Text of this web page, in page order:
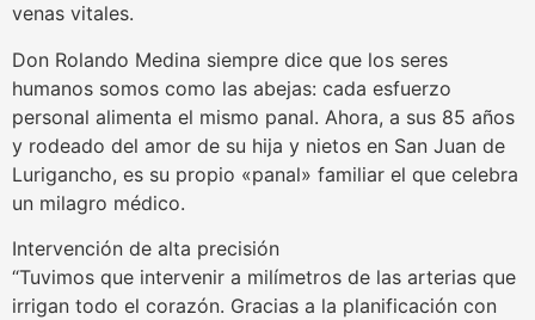
venas vitales.
Don Rolando Medina siempre dice que los seres
humanos somos como las abejas: cada esfuerzo
personal alimenta el mismo panal. Ahora, a sus 85 años
y rodeado del amor de su hija y nietos en San Juan de
Lurigancho, es su propio «panal» familiar el que celebra
un milagro médico.
Intervención de alta precisión
“Tuvimos que intervenir a milímetros de las arterias que
irrigan todo el corazón. Gracias a la planificación con